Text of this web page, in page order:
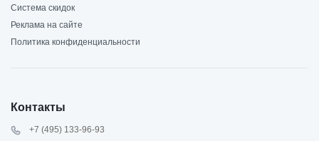
Система скидок
Реклама на сайте
Политика конфиденциальности
Контакты
+7 (495) 133-96-93